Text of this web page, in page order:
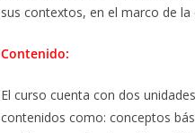
sus contextos, en el marco de la
Contenido:
El curso cuenta con dos
contenidos como: conceptos